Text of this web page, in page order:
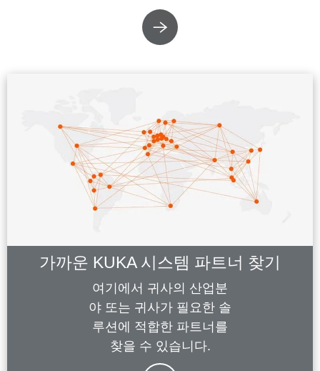
가까운 KUKA 시스템 파트너 찾기
여기에서 귀사의 산업분
야 또는 귀사가 필요한 솔
루션에 적합한 파트너를
찾을 수 있습니다.